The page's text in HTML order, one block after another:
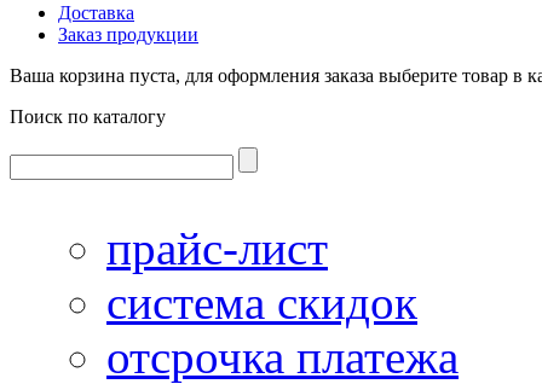
Доставка
Заказ продукции
Ваша корзина пуста, для оформления заказа выберите товар в
Поиск по каталогу
прайс-лист
система скидок
отсрочка платежа